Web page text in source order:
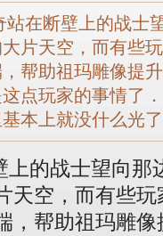
站在断壁上的战士
片天空，而有些
帮助祖玛雕像提
这点玩家的事情了
本上就没什么光
的战士望向那
天空，而有些
，帮助祖玛雕